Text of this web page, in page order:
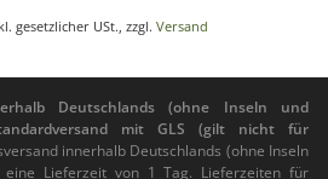
gesetzlicher USt., zzgl. Versand
Deutschlands (ohne Inseln und
mit GLS (gilt nicht für
innerhalb Deutschlands (ohne Inseln
eine Lieferzeit von 1 Tag. Lieferzeiten für